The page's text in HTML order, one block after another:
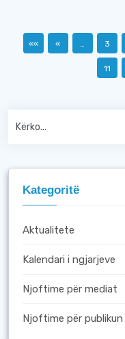
«« « … 3
11
Kategoritë
Aktualitete
Kalendari i ngjarjeve
Njoftime për mediat
Njoftime për publikun